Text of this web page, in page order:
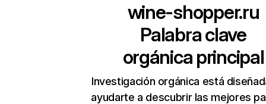
wine-shopper.ru
Palabra clave
orgánica principal
Investigación orgánica está
ayudarte a descubrir las mejores